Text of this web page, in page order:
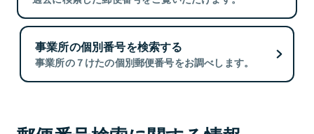
事業所の個別番号を検索する
事業所の７けたの個別郵便番号をお調べします。